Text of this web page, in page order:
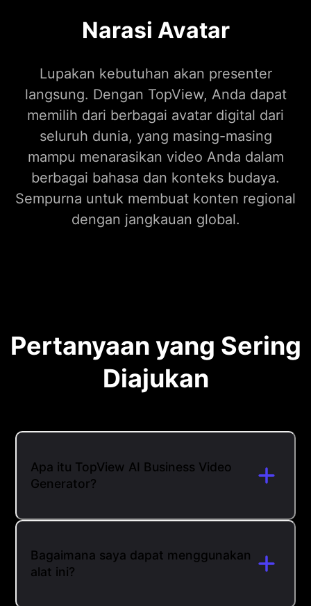
Narasi Avatar
Lupakan kebutuhan akan presenter
langsung. Dengan TopView, Anda dapat
memilih dari berbagai avatar digital dari
seluruh dunia, yang masing-masing
mampu menarasikan video Anda dalam
berbagai bahasa dan konteks budaya.
Sempurna untuk membuat konten regional
dengan jangkauan global.
Pertanyaan yang Sering
Diajukan
Apa itu TopView AI Business Video
Generator?
Bagaimana saya dapat menggunakan
alat ini?